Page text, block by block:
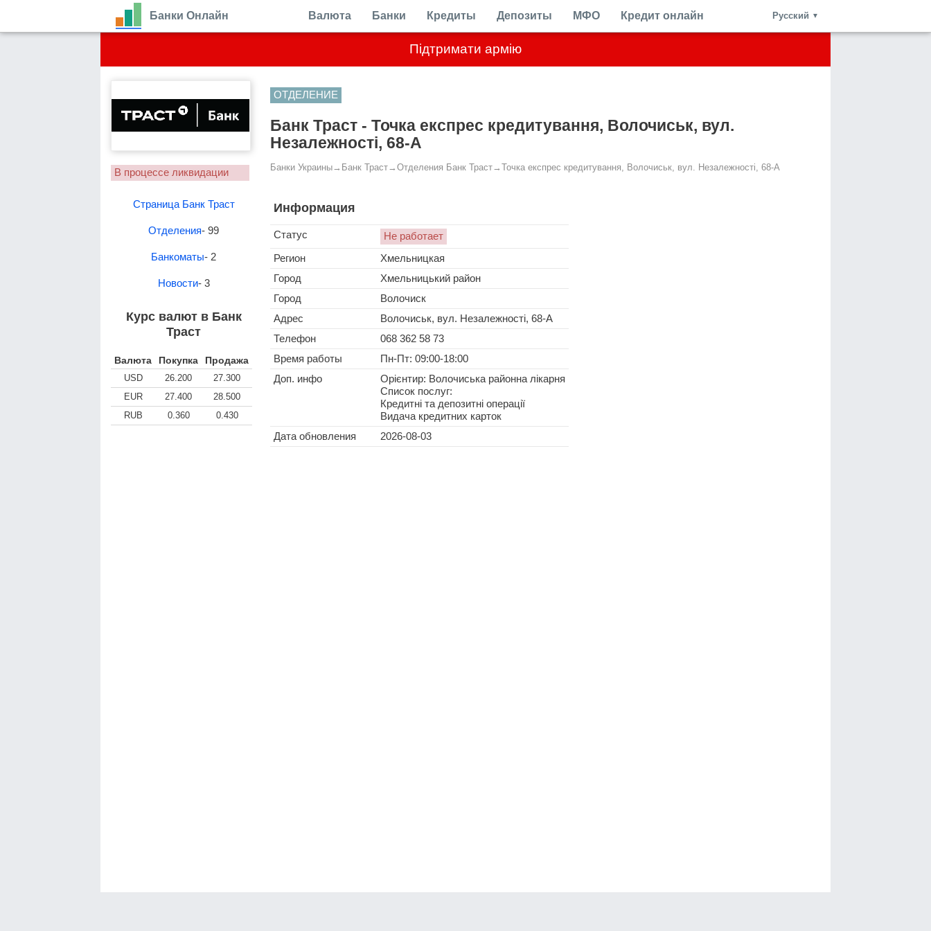
Підтримати армію
Банки Онлайн Валюта Банки Кредиты Депозиты МФО Кредит онлайн Русский ▼
В процессе ликвидации
Страница Банк Траст
Отделения- 99
Банкоматы- 2
Новости- 3
Курс валют в Банк
Траст
Валюта Покупка Продажа
USD 26.200
27.300
EUR
27.400
28.500
RUB
0.360 0.430
ОТДЕЛЕНИЕ
Банк Траст - Точка експрес кредитування, Волочиськ, вул.
Незалежності, 68-А
Банки Украины→ Банк Траст→ Отделения Банк Траст→ Точка експрес кредитування, Волочиськ, вул. Незалежності, 68-А
Информация
Статус
Не работает
Регион
Хмельницкая
Город
Хмельницький район
Город
Волочиск
Адрес
Волочиськ, вул. Незалежності, 68-А
Телефон
068 362 58 73
Время работы
Пн-Пт: 09:00-18:00
Доп. инфо
Орієнтир: Волочиська районна лікарня
Список послуг:
Кредитні та депозитні операції
Видача кредитних карток
Дата обновления
2026-08-03